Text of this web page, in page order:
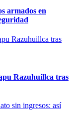
armados en
Razuhuillca tras